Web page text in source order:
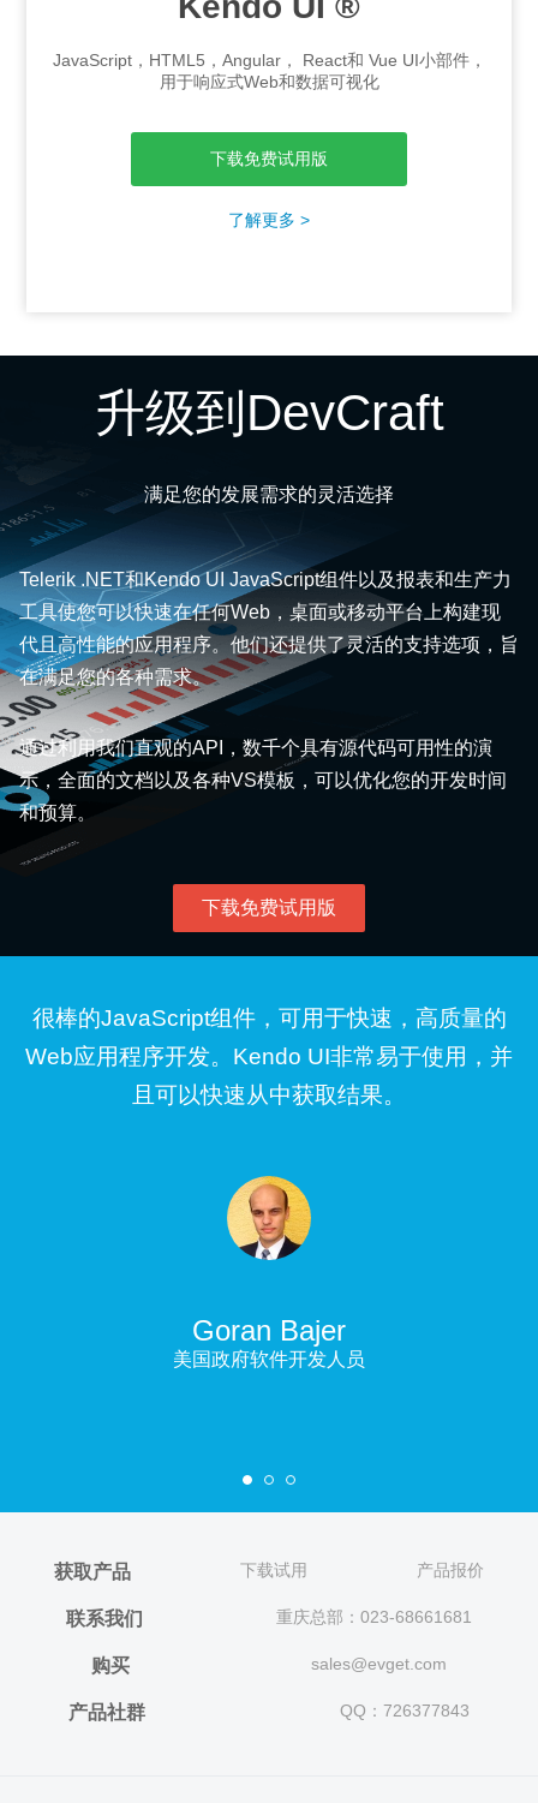
JavaScript，HTML5，Angular， React和 Vue UI小部件，
用于响应式Web和数据可视化
下载免费试用版
了解更多 >
升级到DevCraft
满足您的发展需求的灵活选择
Telerik .NET和Kendo UI JavaScript组件以及报表和生产力
工具使您可以快速在任何Web，桌面或移动平台上构建现
代且高性能的应用程序。他们还提供了灵活的支持选项，旨
在满足您的各种需求。
通过利用我们直观的API，数千个具有源代码可用性的演
示，全面的文档以及各种VS模板，可以优化您的开发时间
和预算。
下载免费试用版
很棒的JavaScript组件，可用于快速，高质量的
Web应用程序开发。Kendo UI非常易于使用，并
且可以快速从中获取结果。
Goran Bajer
美国政府软件开发人员
获取产品 下载试用 产品报价
联系我们 重庆总部：023-68661681
购买 sales@evget.com
产品社群 QQ：726377843